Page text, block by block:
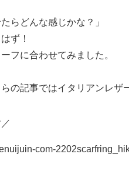
らどんな感じかな？」
ず！
フに合わせてみました。
の記事ではイタリアンレザ
com-